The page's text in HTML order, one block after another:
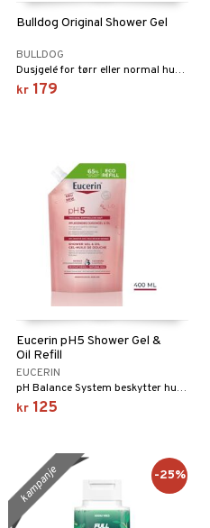
Bulldog Original Shower Gel
BULLDOG
Dusjgelé for tørr eller normal hud, med en aromatisk blanding av sitrus, frisk mynte, eukalyptus, sedertre og patchouli.
kr 179
Eucerin pH5 Shower Gel &
Oil Refill
EUCERIN
pH Balance System beskytter hudens naturlige barriere og pH-verdien stabiliseres.
kr 125
kampanje -25%